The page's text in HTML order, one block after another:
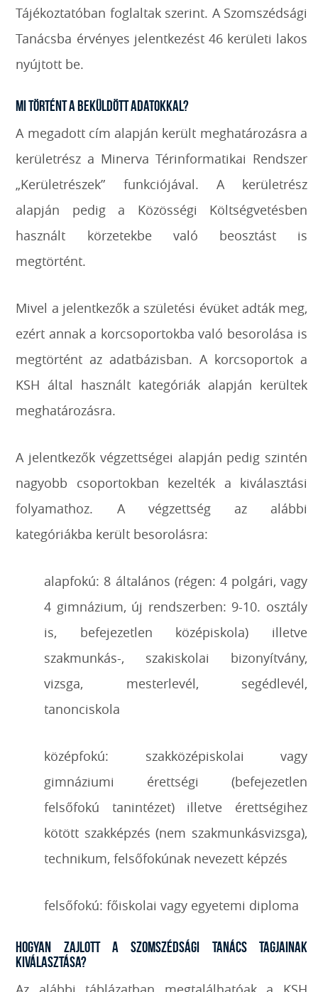
Tájékoztatóban foglaltak szerint. A Szomszédsági
Tanácsba érvényes jelentkezést 46 kerületi lakos
nyújtott be.
Mi történt a beküldött adatokkal?
A megadott cím alapján került meghatározásra a
kerületrész a Minerva Térinformatikai Rendszer
„Kerületrészek” funkciójával. A kerületrész
alapján pedig a Közösségi Költségvetésben
használt körzetekbe való beosztást is
megtörtént.
Mivel a jelentkezők a születési évüket adták meg,
ezért annak a korcsoportokba való besorolása is
megtörtént az adatbázisban. A korcsoportok a
KSH által használt kategóriák alapján kerültek
meghatározásra.
A jelentkezők végzettségei alapján pedig szintén
nagyobb csoportokban kezelték a kiválasztási
folyamathoz. A végzettség az alábbi
kategóriákba került besorolásra:
alapfokú: 8 általános (régen: 4 polgári, vagy
4 gimnázium, új rendszerben: 9-10. osztály
is, befejezetlen középiskola) illetve
szakmunkás-, szakiskolai bizonyítvány,
vizsga, mesterlevél, segédlevél,
tanonciskola
középfokú: szakközépiskolai vagy
gimnáziumi érettségi (befejezetlen
felsőfokú tanintézet) illetve érettségihez
kötött szakképzés (nem szakmunkásvizsga),
technikum, felsőfokúnak nevezett képzés
felsőfokú: főiskolai vagy egyetemi diploma
Hogyan zajlott a Szomszédsági Tanács tagjainak
kiválasztása?